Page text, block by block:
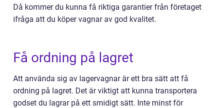
Då kommer du kunna få riktiga garantier från företaget
ifråga att du köper vagnar av god kvalitet.
Få ordning på lagret
Att använda sig av lagervagnar är ett bra sätt att få
ordning på lagret. Det är viktigt att kunna transportera
godset du lagrar på ett smidigt sätt. Inte minst för